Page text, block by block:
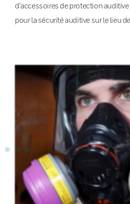
d’accessoires de protection
pour la sécurité auditive sur le lieu